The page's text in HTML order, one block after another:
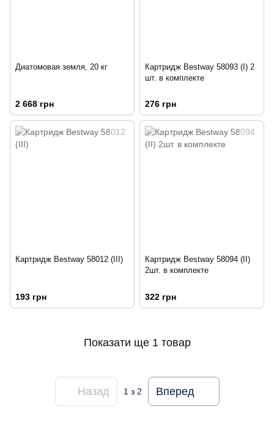
Диатомовая земля, 20 кг
2 668 грн
Картридж Bestway 58093 (I) 2
шт. в комплекте
276 грн
Картридж Bestway 58012 (III)
193 грн
Картридж Bestway 58094 (II)
2шт. в комплекте
322 грн
Показати ще 1 товар
Назад 1 з 2 Вперед